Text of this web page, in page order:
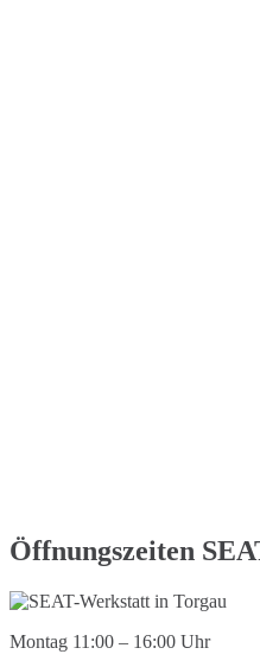
Öffnungszeiten
Montag 11:00 – 16:00 Uhr